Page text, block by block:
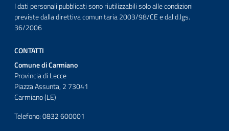
I dati personali pubblicati sono riutilizzabili solo alle condizioni
previste dalla direttiva comunitaria 2003/98/CE e dal d.lgs.
36/2006
CONTATTI
Comune di Carmiano
Provincia di Lecce
Piazza Assunta, 2 73041
Carmiano (LE)
Telefono: 0832 600001